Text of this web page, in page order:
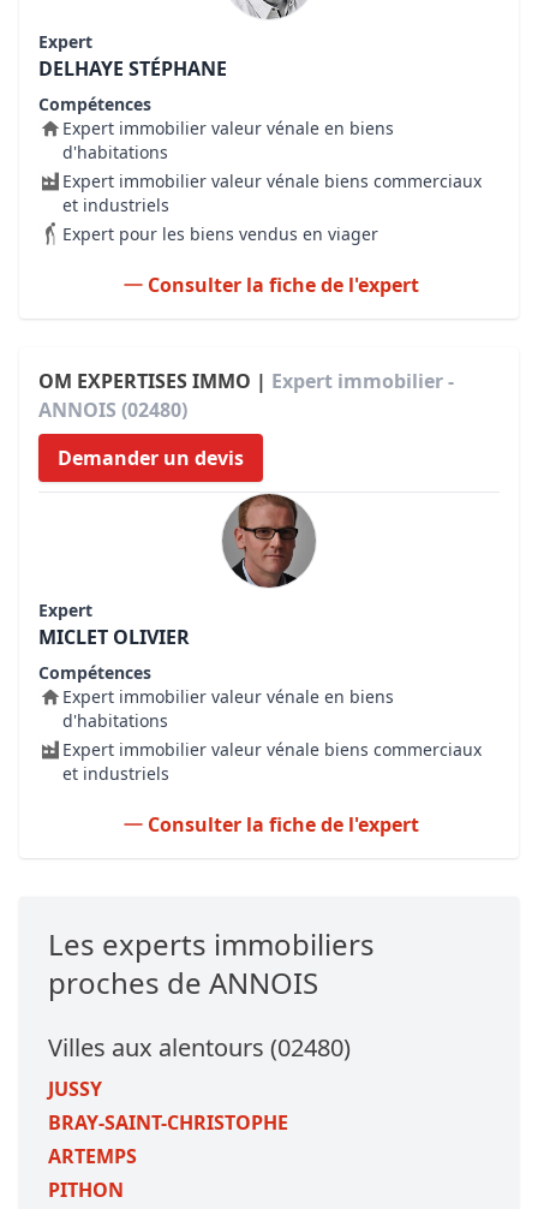
Expert
DELHAYE STÉPHANE
Compétences
Expert immobilier valeur vénale en biens
d'habitations
Expert immobilier valeur vénale biens commerciaux
et industriels
Expert pour les biens vendus en viager
Consulter la fiche de l'expert
OM EXPERTISES IMMO | Expert immobilier -
ANNOIS (02480)
Demander un devis
Expert
MICLET OLIVIER
Compétences
Expert immobilier valeur vénale en biens
d'habitations
Expert immobilier valeur vénale biens commerciaux
et industriels
Consulter la fiche de l'expert
Les experts immobiliers
proches de ANNOIS
Villes aux alentours (02480)
JUSSY
BRAY-SAINT-CHRISTOPHE
ARTEMPS
PITHON